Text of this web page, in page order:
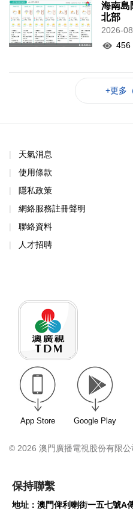
海南島
北部
2026-
456
+更多
天氣消息
使用條款
隱私政策
網絡服務註冊聲明
聯絡資料
人才招聘
App Store Google Play
© 2026 澳門廣播電視股份有限
保持聯繫
地址：澳門俾利喇街一五七號A